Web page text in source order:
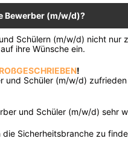
Bewerber (m/w/d)?
Schülern (m/w/d) nicht nur
ihre Wünsche ein.
!
und Schüler (m/w/d)
und Schüler (m/w/d) sehr
Sicherheitsbranche zu